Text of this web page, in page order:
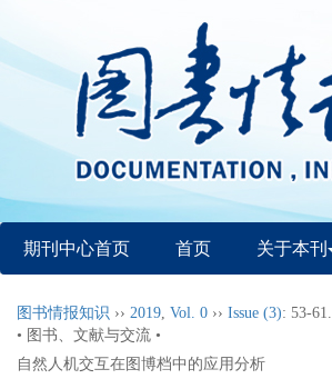
期刊中心首页 首页 关于本刊
图书情报知识 ›› 2019, Vol. 0 ›› Issue (3): 53-61.
• 图书、文献与交流 •
自然人机交互在图博档中的应用分析